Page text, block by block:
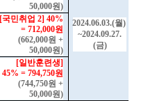
50,000원)
2024.06.03.(월)
~2024.09.27.
(금)
[국민취업 2] 40%
= 712,000원
(662,000원 +
50,000원)
[일반훈련생]
45% = 794,750원
(744,750원 +
50,000원)